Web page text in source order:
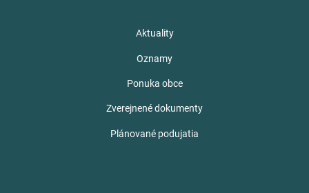
Aktuality
Oznamy
Ponuka obce
Zverejnené dokumenty
Plánované podujatia